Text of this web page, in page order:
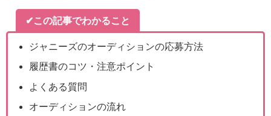
✔この記事でわかること
ジャニーズのオーディションの応募方法
履歴書のコツ・注意ポイント
よくある質問
オーディションの流れ